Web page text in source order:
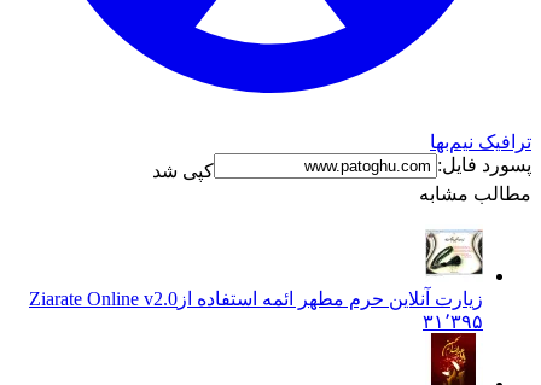
نیم‌بها
فایل:
کپی شد
مشابه
زیارت آنلاین حرم مطهر ائمه استفاده ازZiarate Online v2.0
۳۱٬۳۹۵